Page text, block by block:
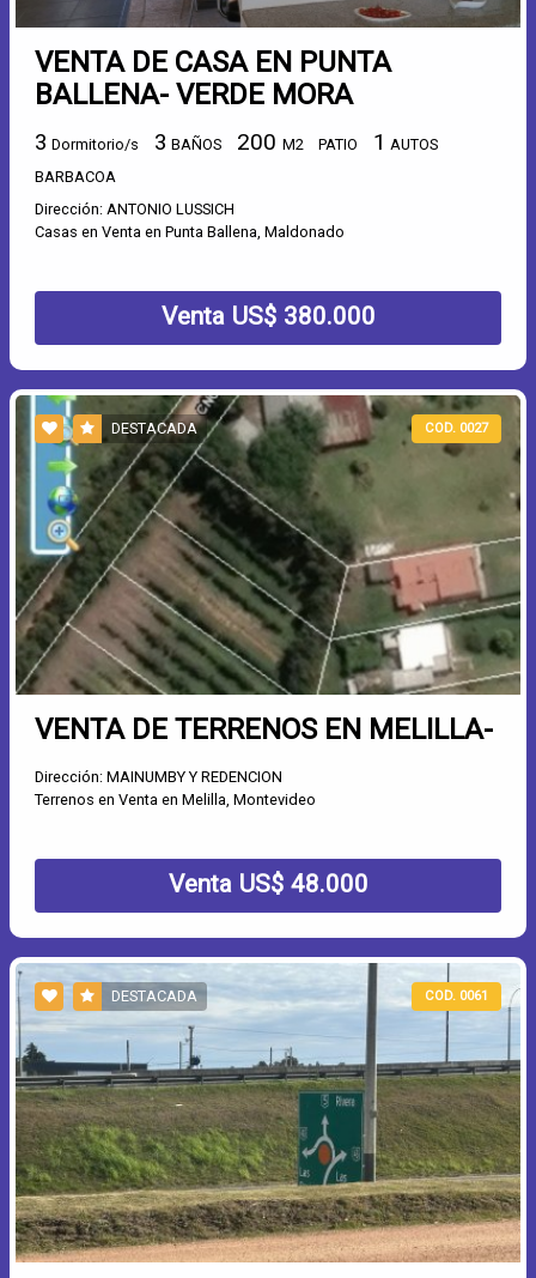
VENTA DE CASA EN PUNTA
BALLENA- VERDE MORA
3 Dormitorio/s 3 BAÑOS 200 M2 PATIO 1 AUTOS
BARBACOA
Dirección: ANTONIO LUSSICH
Casas en Venta en Punta Ballena, Maldonado
Venta US$ 380.000
DESTACADA COD. 0027
VENTA DE TERRENOS EN MELILLA-
Dirección: MAINUMBY Y REDENCION
Terrenos en Venta en Melilla, Montevideo
Venta US$ 48.000
DESTACADA COD. 0061